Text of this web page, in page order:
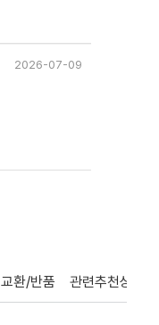
2026-07-09
교환/반품 관련추천상품